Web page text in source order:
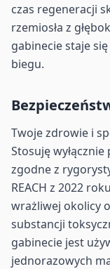
czas regeneracji
rzemiosła z
gabinecie staje
biegu.
Twoje zdrowie i
Stosuję
zgodne z
REACH z 2022
wrażliwej okolicy
substancji
gabinecie jest
jednorazowych